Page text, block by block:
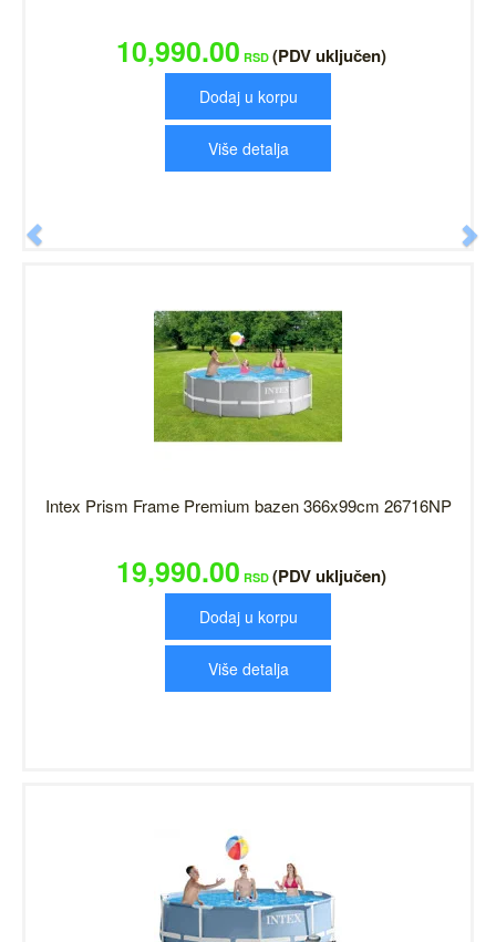
10,990.00 RSD (PDV uključen)
Dodaj u korpu
Više detalja
Intex Prism Frame Premium bazen 366x99cm 26716NP
19,990.00 RSD (PDV uključen)
Dodaj u korpu
Više detalja